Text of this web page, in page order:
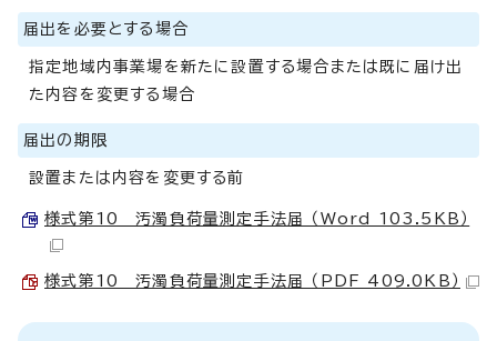
届出を必要とする場合
指定地域内事業場を新たに設置する場合または既に届け出
た内容を変更する場合
届出の期限
設置または内容を変更する前
様式第10 汚濁負荷量測定手法届 （Word 103.5KB）
様式第10 汚濁負荷量測定手法届 （PDF 409.0KB）